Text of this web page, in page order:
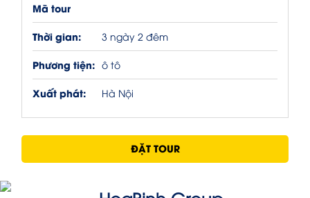
Mã tour
Thời gian:
3 ngày 2 đêm
Phương tiện: ô tô
Xuất phát: Hà Nội
ĐẶT TOUR